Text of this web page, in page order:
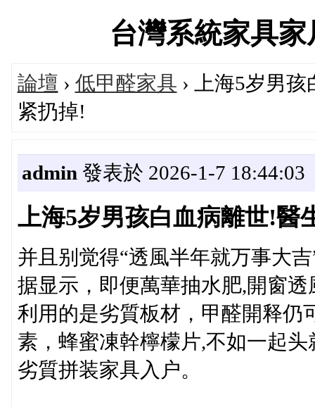
台灣系統家具
論壇 › 低甲醛家具 › 上海5岁男
紧扔掉!
admin 發表於 2026-1-7 18:44:03
上海5岁男孩白血病離世!醫
并且别觉得“透風半年就万事大
据显示，即便萬華抽水肥,開窗
利用的是劣質板材，甲醛開释仍
素，蜂蜜凍幹檸檬片,不如一起
劣質拼装家具入户。